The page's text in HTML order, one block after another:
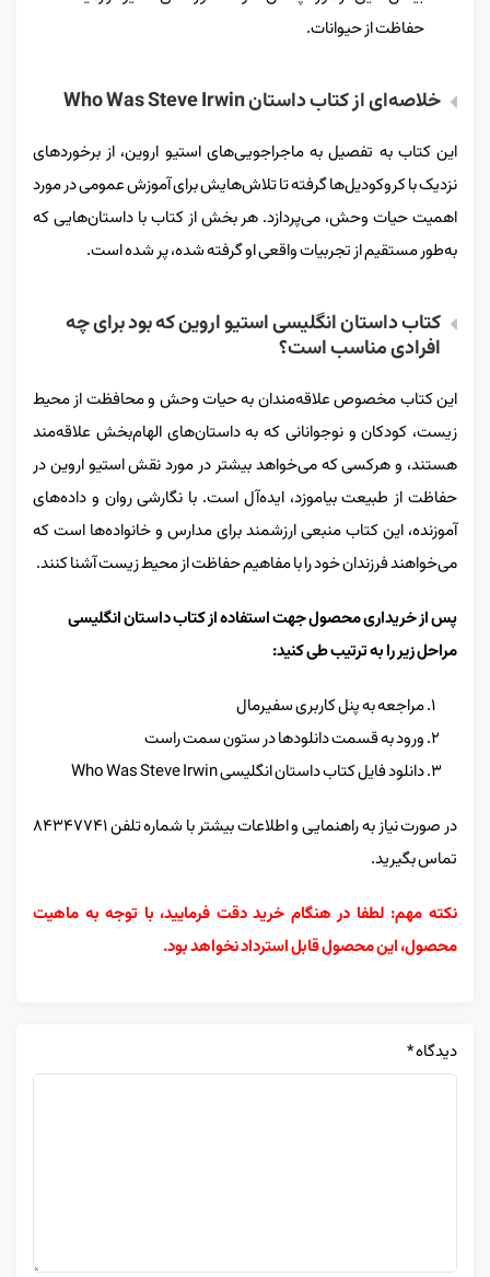
حفاظت از حیوانات.
خلاصه‌ای از کتاب داستان Who Was Steve Irwin
این کتاب به تفصیل به ماجراجویی‌های استیو اروین، از برخوردهای
نزدیک با کروکودیل‌ها گرفته تا تلاش‌هایش برای آموزش عمومی در مورد
اهمیت حیات وحش، می‌پردازد. هر بخش از کتاب با داستان‌هایی که
به‌طور مستقیم از تجربیات واقعی او گرفته شده، پر شده است.
کتاب داستان انگلیسی استیو اروین که بود برای چه
افرادی مناسب است؟
این کتاب مخصوص علاقه‌مندان به حیات وحش و محافظت از محیط
زیست، کودکان و نوجوانانی که به داستان‌های الهام‌بخش علاقه‌مند
هستند، و هرکسی که می‌خواهد بیشتر در مورد نقش استیو اروین در
حفاظت از طبیعت بیاموزد، ایده‌آل است. با نگارشی روان و داده‌های
آموزنده، این کتاب منبعی ارزشمند برای مدارس و خانواده‌ها است که
می‌خواهند فرزندان خود را با مفاهیم حفاظت از محیط زیست آشنا کنند.
پس از خریداری محصول جهت استفاده از کتاب داستان انگلیسی
مراحل زیر را به ترتیب طی کنید:
مراجعه به پنل کاربری سفیرمال
ورود به قسمت دانلودها در ستون سمت راست
دانلود فایل کتاب داستان انگلیسی Who Was Steve Irwin
در صورت نیاز به راهنمایی و اطلاعات بیشتر با شماره تلفن ۸۴۳۴۷۷۴۱
تماس بگیرید.
نکته مهم: لطفا در هنگام خرید دقت فرمایید، با توجه به ماهیت
محصول، این محصول قابل استرداد نخواهد بود.
دیدگاه*